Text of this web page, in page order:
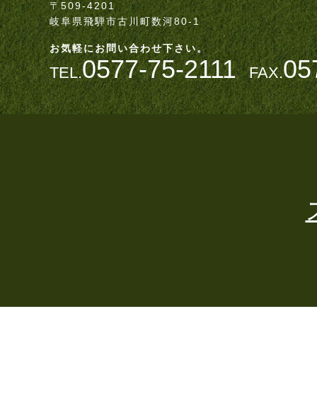
〒509-4201
岐阜県飛騨市古川町数河80-1
お気軽にお問い合わせ下さい。
TEL.0577-75-2111 FAX.